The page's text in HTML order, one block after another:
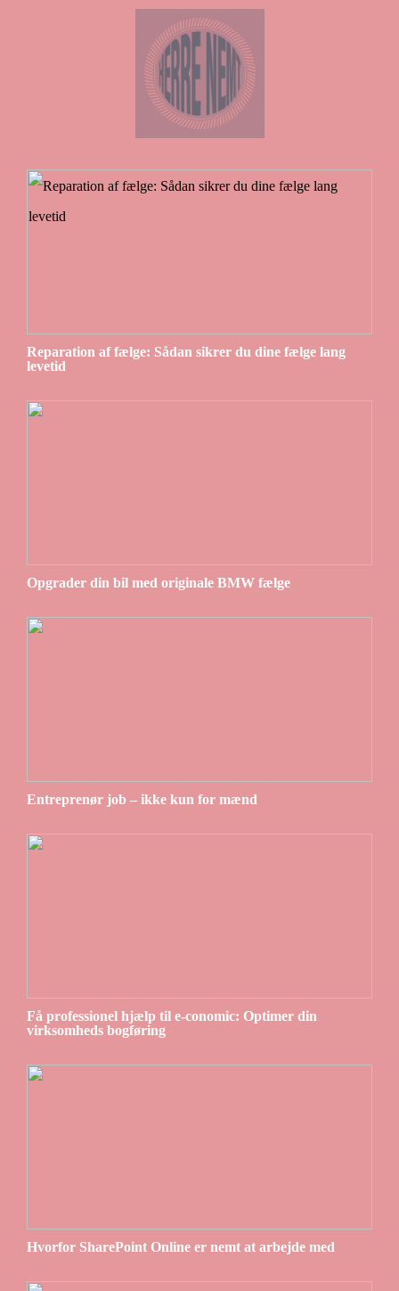
Reparation af fælge: Sådan sikrer du dine fælge lang
levetid
Opgrader din bil med originale BMW fælge
Entreprenør job – ikke kun for mænd
Få professionel hjælp til e-conomic: Optimer din
virksomheds bogføring
Hvorfor SharePoint Online er nemt at arbejde med